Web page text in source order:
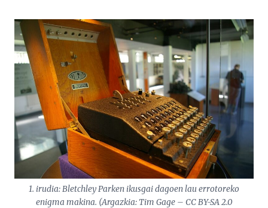
1. irudia: Bletchley Parken ikusgai dagoen lau errotoreko
enigma makina. (Argazkia: Tim Gage – CC BY-SA 2.0